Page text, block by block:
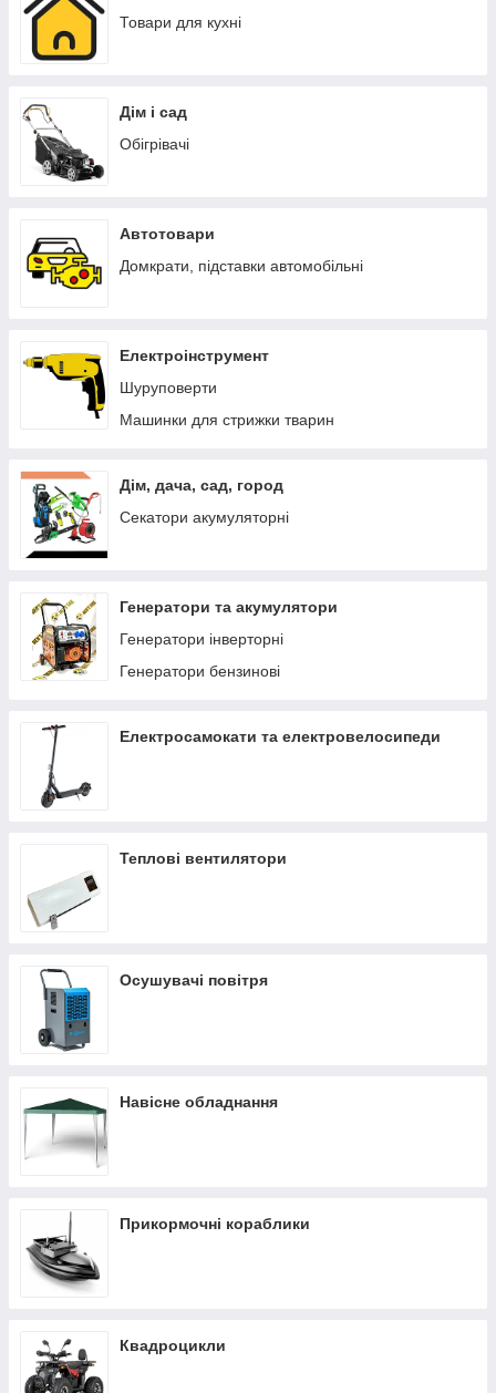
Товари для кухні
Дім і сад
Обігрівачі
Автотовари
Домкрати, підставки автомобільні
Електроінструмент
Шуруповерти
Машинки для стрижки тварин
Дім, дача, сад, город
Секатори акумуляторні
Генератори та акумулятори
Генератори інверторні
Генератори бензинові
Електросамокати та електровелосипеди
Теплові вентилятори
Осушувачі повітря
Навісне обладнання
Прикормочні кораблики
Квадроцикли